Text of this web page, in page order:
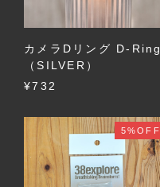
カメラDリング D-Ring
（SILVER）
¥732
5%OFF